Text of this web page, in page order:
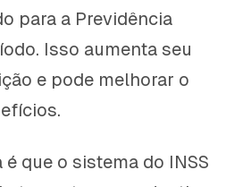
para a Previdência
Isso aumenta seu
e pode melhorar o
que o sistema do INSS